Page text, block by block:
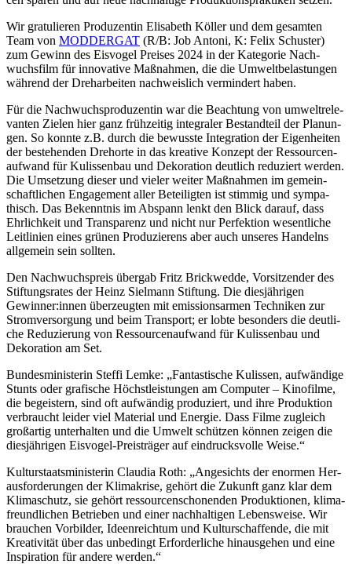
Wir gra­tu­lie­ren Pro­du­zen­tin Eli­sa­beth Köl­ler und dem gesam­ten
Team von MODDERGAT (R/​B: Job Anto­ni, K: Felix Schus­ter)
zum Gewinn des Eis­vo­gel Prei­ses 2024 in der Kate­go­rie Nach­
wuchs­film für inno­va­ti­ve Maß­nah­men, die die Umwelt­be­las­tun­gen
wäh­rend der Dreh­ar­bei­ten nach­weis­lich ver­min­dert haben.
Für die Nach­wuchs­pro­du­zen­tin war die Beach­tung von umwelt­re­le­
van­ten Zie­len hier ganz früh­zei­tig inte­gra­ler Bestand­teil der Pla­nun­
gen. So konn­te z.B. durch die bewuss­te Inte­gra­ti­on der Eigen­hei­ten
der bestehen­den Dreh­or­te in das krea­ti­ve Kon­zept der Res­sour­cen­
auf­wand für Kulis­sen­bau und Deko­ra­ti­on deut­lich redu­ziert wer­den.
Die Umset­zung die­ser und vie­ler wei­ter Maß­nah­men im gemein­
schaft­li­chen Enga­ge­ment aller Betei­lig­ten ist stim­mig und sym­pa­
thisch. Das Bekennt­nis im Abspann lenkt den Blick dar­auf, dass
Ehr­lich­keit und Trans­pa­renz und nicht nur Per­fek­ti­on wesent­li­che
Leit­li­ni­en eines grü­nen Pro­du­zie­rens aber auch unse­res Han­delns
all­ge­mein sein soll­ten.
Den Nach­wuchs­preis über­gab Fritz Brick­wed­de, Vor­sit­zen­der des
Stif­tungs­ra­tes der Heinz Siel­mann Stif­tung. Die dies­jäh­ri­gen
Gewinner:innen über­zeug­ten mit emis­si­ons­ar­men Tech­ni­ken zur
Strom­ver­sor­gung und beim Trans­port; er lob­te beson­ders die deut­li­
che Redu­zie­rung von Res­sour­cen­auf­wand für Kulis­sen­bau und
Deko­ra­ti­on am Set.
Bun­des­mi­nis­te­rin Stef­fi Lem­ke: „Fan­tas­ti­sche Kulis­sen, auf­wän­di­ge
Stunts oder gra­fi­sche Höchst­leis­tun­gen am Com­pu­ter – Kino­fil­me,
die begeis­tern, sind oft auf­wän­dig pro­du­ziert, und ihre Pro­duk­ti­on
ver­braucht lei­der viel Mate­ri­al und Ener­gie. Dass Fil­me zugleich
groß­ar­tig unter­hal­ten und die Umwelt schüt­zen kön­nen zei­gen die
dies­jäh­ri­gen Eis­vo­gel-Preis­trä­ger auf ein­drucks­vol­le Wei­se.“
Kul­tur­staats­mi­nis­te­rin Clau­dia Roth: „Ange­sichts der enor­men Her­
aus­for­de­run­gen der Kli­ma­kri­se, gehört die Zukunft ganz klar dem
Kli­ma­schutz, sie gehört res­sour­cen­scho­nen­den Pro­duk­tio­nen, kli­ma­
freund­li­chen Betrie­ben und einer nach­hal­ti­gen Lebens­wei­se. Wir
brau­chen Vor­bil­der, Ideen­reich­tum und Kul­tur­schaf­fen­de, die mit
Krea­ti­vi­tät über das unbe­dingt Erfor­der­li­che hin­aus­ge­hen und eine
Inspi­ra­ti­on für ande­re wer­den.“